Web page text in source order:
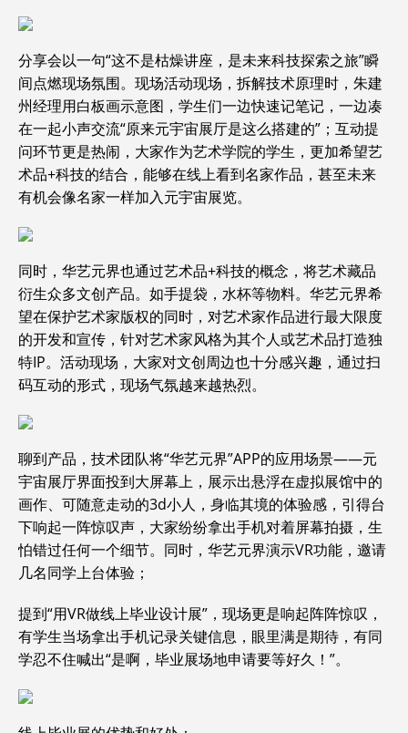
分享会以一句“这不是枯燥讲座，是未来科技探索之旅”瞬
间点燃现场氛围。现场活动现场，拆解技术原理时，朱建
州经理用白板画示意图，学生们一边快速记笔记，一边凑
在一起小声交流“原来元宇宙展厅是这么搭建的”；互动提
问环节更是热闹，大家作为艺术学院的学生，更加希望艺
术品+科技的结合，能够在线上看到名家作品，甚至未来
有机会像名家一样加入元宇宙展览。
同时，华艺元界也通过艺术品+科技的概念，将艺术藏品
衍生众多文创产品。如手提袋，水杯等物料。华艺元界希
望在保护艺术家版权的同时，对艺术家作品进行最大限度
的开发和宣传，针对艺术家风格为其个人或艺术品打造独
特IP。活动现场，大家对文创周边也十分感兴趣，通过扫
码互动的形式，现场气氛越来越热烈。
聊到产品，技术团队将“华艺元界”APP的应用场景——元
宇宙展厅界面投到大屏幕上，展示出悬浮在虚拟展馆中的
画作、可随意走动的3d小人，身临其境的体验感，引得台
下响起一阵惊叹声，大家纷纷拿出手机对着屏幕拍摄，生
怕错过任何一个细节。同时，华艺元界演示VR功能，邀请
几名同学上台体验；
提到“用VR做线上毕业设计展”，现场更是响起阵阵惊叹，
有学生当场拿出手机记录关键信息，眼里满是期待，有同
学忍不住喊出“是啊，毕业展场地申请要等好久！”。